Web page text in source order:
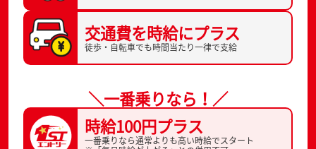
交通費を時給にプラス
徒歩・自転車でも時間当たり一律で支給
＼一番乗りなら！／
時給100円プラス
一番乗りなら通常よりも高い時給でスタート